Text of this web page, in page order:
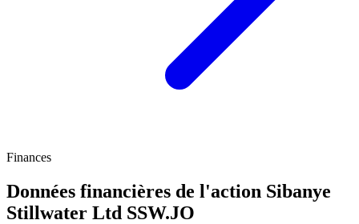
Finances
Données financières de l'action Sibanye
Stillwater Ltd SSW.JO